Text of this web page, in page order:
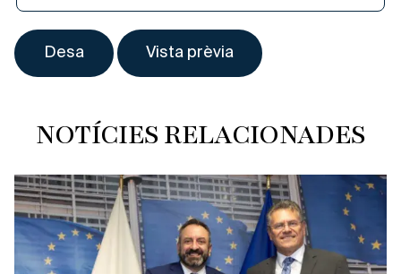
NOTÍCIES RELACIONADES